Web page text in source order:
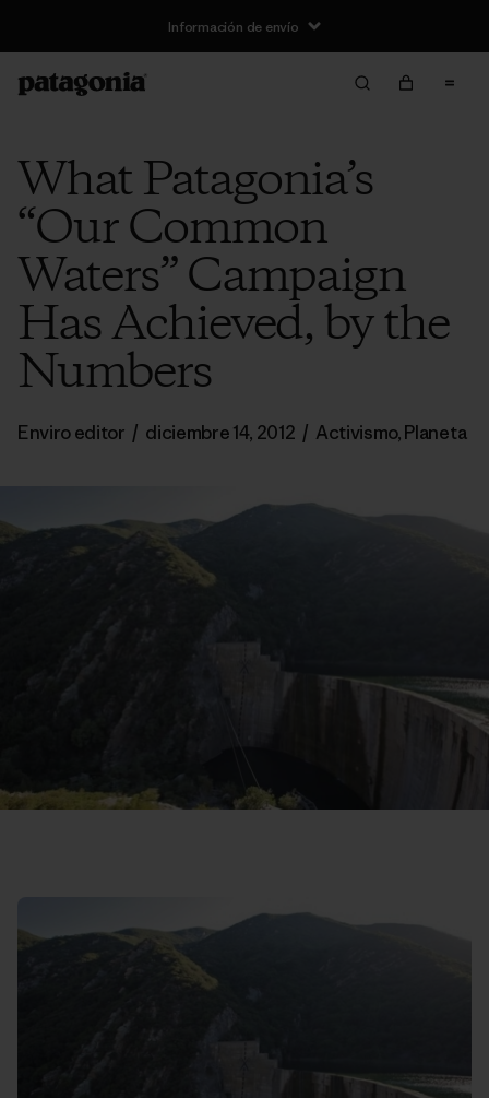
Información de envío
What Patagonia’s
“Our Common
Waters” Campaign
Has Achieved, by the
Numbers
Enviro editor / diciembre 14, 2012 / Activismo,Planeta